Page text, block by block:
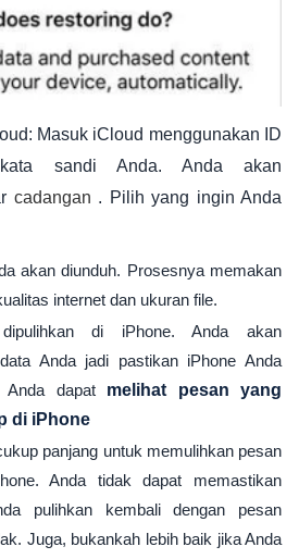
Masuk iCloud menggunakan ID
sandi Anda. Anda akan
cadangan . Pilih yang ingin Anda
akan diunduh. Prosesnya memakan
internet dan ukuran file.
di iPhone. Anda akan
Anda jadi pastikan iPhone Anda
Anda dapat melihat pesan yang
di iPhone
panjang untuk memulihkan pesan
Anda tidak dapat memastikan
pulihkan kembali dengan pesan
Juga, bukankah lebih baik jika Anda